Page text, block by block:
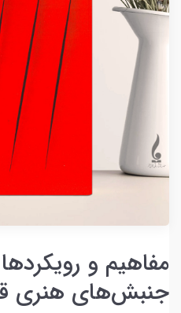
مفاهیم و
جنبش‌های هنری